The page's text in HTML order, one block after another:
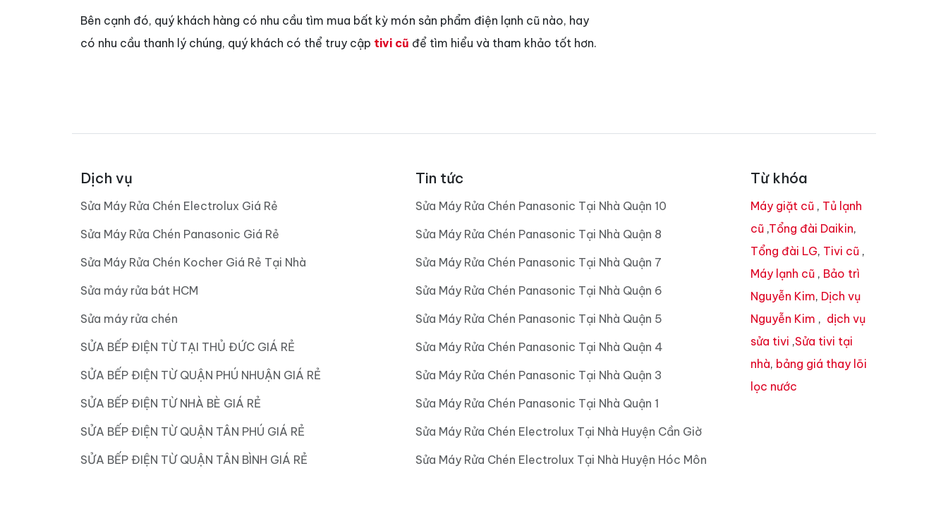
Bên cạnh đó, quý khách hàng có nhu cầu tìm mua bất kỳ món sản phẩm điện lạnh cũ nào, hay
có nhu cầu thanh lý chúng, quý khách có thể truy cập tivi cũ để tìm hiểu và tham khảo tốt hơn.
Dịch vụ
Sửa Máy Rửa Chén Electrolux Giá Rẻ
Sửa Máy Rửa Chén Panasonic Giá Rẻ
Sửa Máy Rửa Chén Kocher Giá Rẻ Tại Nhà
Sửa máy rửa bát HCM
Sửa máy rửa chén
SỬA BẾP ĐIỆN TỪ TẠI THỦ ĐỨC GIÁ RẺ
SỬA BẾP ĐIỆN TỪ QUẬN PHÚ NHUẬN GIÁ RẺ
SỬA BẾP ĐIỆN TỪ NHÀ BÈ GIÁ RẺ
SỬA BẾP ĐIỆN TỪ QUẬN TÂN PHÚ GIÁ RẺ
SỬA BẾP ĐIỆN TỪ QUẬN TÂN BÌNH GIÁ RẺ
Tin tức
Sửa Máy Rửa Chén Panasonic Tại Nhà Quận 10
Sửa Máy Rửa Chén Panasonic Tại Nhà Quận 8
Sửa Máy Rửa Chén Panasonic Tại Nhà Quận 7
Sửa Máy Rửa Chén Panasonic Tại Nhà Quận 6
Sửa Máy Rửa Chén Panasonic Tại Nhà Quận 5
Sửa Máy Rửa Chén Panasonic Tại Nhà Quận 4
Sửa Máy Rửa Chén Panasonic Tại Nhà Quận 3
Sửa Máy Rửa Chén Panasonic Tại Nhà Quận 1
Sửa Máy Rửa Chén Electrolux Tại Nhà Huyện Cần Giờ
Sửa Máy Rửa Chén Electrolux Tại Nhà Huyện Hóc Môn
Từ khóa
Máy giặt cũ , Tủ lạnh
cũ ,Tổng đài Daikin,
Tổng đài LG, Tivi cũ ,
Máy lạnh cũ , Bảo trì
Nguyễn Kim, Dịch vụ
Nguyễn Kim , dịch vụ
sửa tivi ,Sửa tivi tại
nhà, bảng giá thay lõi
lọc nước